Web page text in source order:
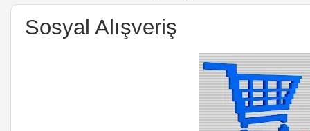
Sosyal Alışveriş